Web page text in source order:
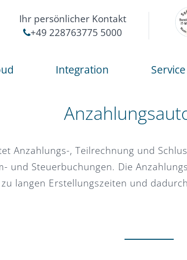
Ihr persönlicher Kontakt
+49 228763775 5000
Integration Service
Anzahlungs-, Teilrechnung und
und Steuerbuchungen. Die
langen Erstellungszeiten und